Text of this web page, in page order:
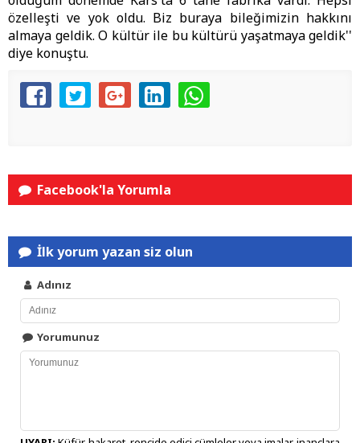
özelleşti ve yok oldu. Biz buraya bileğimizin hakkını
almaya geldik. O kültür ile bu kültürü yaşatmaya geldik''
diye konuştu.
Facebook'la Yorumla
İlk yorum yazan siz olun
Adınız
Yorumunuz